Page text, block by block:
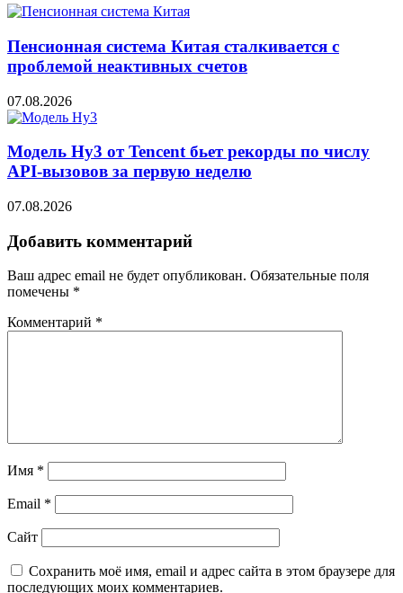
Пенсионная система Китая сталкивается с
проблемой неактивных счетов
07.08.2026
Модель Hy3 от Tencent бьет рекорды по числу
API-вызовов за первую неделю
07.08.2026
Добавить комментарий
Ваш адрес email не будет опубликован. Обязательные поля
помечены *
Комментарий *
Имя *
Email *
Сайт
Сохранить моё имя, email и адрес сайта в этом браузере для
последующих моих комментариев.